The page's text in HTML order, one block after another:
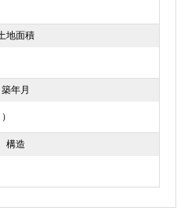
地面積
築年月
構造